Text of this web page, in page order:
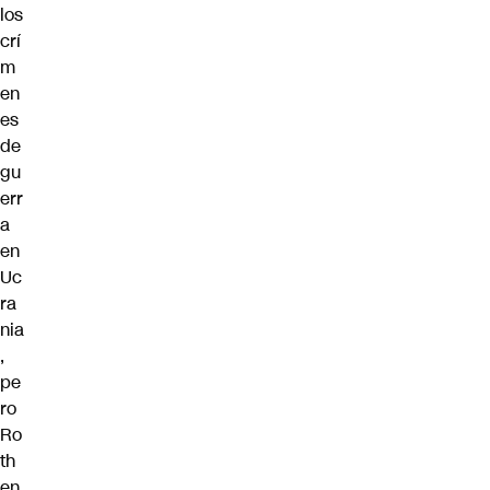
los
crí
m
en
es
de
gu
err
a
en
Uc
ra
nia
,
pe
ro
Ro
th